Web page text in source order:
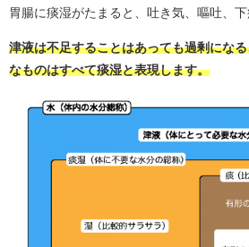
胃腸に痰湿がたまると、吐き気、嘔吐、下
津液は不足することはあっても過剰にな
なものはすべて痰湿と表現します。